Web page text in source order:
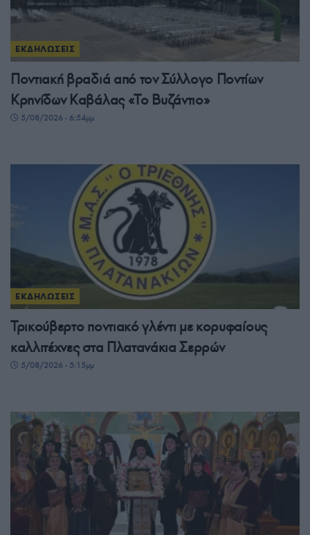
ΕΚΔΗΛΩΣΕΙΣ
Ποντιακή βραδιά από τον Σύλλογο Ποντίων
Κρηνίδων Καβάλας «Το Βυζάντιο»
5/08/2026 - 6:54μμ
ΕΚΔΗΛΩΣΕΙΣ
Τρικούβερτο ποντιακό γλέντι με κορυφαίους
καλλιτέχνες στα Πλατανάκια Σερρών
5/08/2026 - 5:15μμ